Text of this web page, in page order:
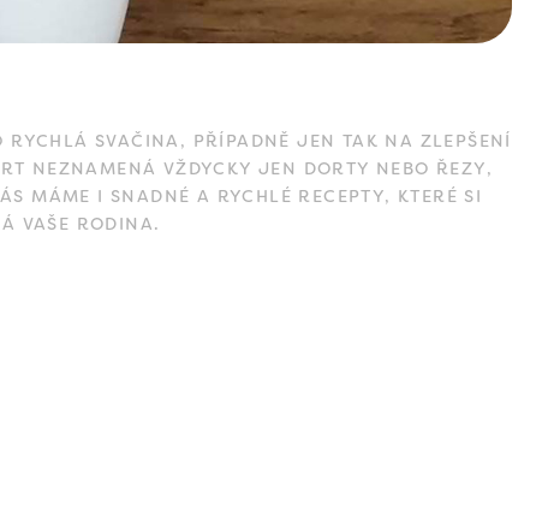
SVAČINA, PŘÍPADNĚ JEN TAK NA ZLEPŠENÍ
NEZNAMENÁ VŽDYCKY JEN DORTY NEBO ŘEZY,
MÁME I SNADNÉ A RYCHLÉ RECEPTY, KTERÉ SI
VAŠE RODINA.